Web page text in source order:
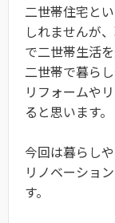
二世帯住宅と
しれませんが
で二世帯生活
二世帯で暮ら
リフォームや
ると思います。
今回は暮らし
リノベーショ
す。